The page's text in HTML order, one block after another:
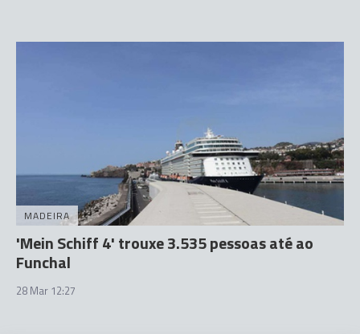
MADEIRA
'Mein Schiff 4' trouxe 3.535 pessoas até ao
Funchal
28 Mar 12:27